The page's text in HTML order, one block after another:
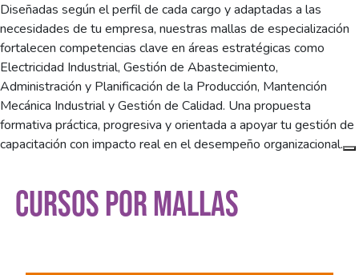
Diseñadas según el perfil de cada cargo y adaptadas a las
necesidades de tu empresa, nuestras mallas de especialización
fortalecen competencias clave en áreas estratégicas como
Electricidad Industrial, Gestión de Abastecimiento,
Administración y Planificación de la Producción, Mantención
Mecánica Industrial y Gestión de Calidad. Una propuesta
formativa práctica, progresiva y orientada a apoyar tu gestión de
capacitación con impacto real en el desempeño organizacional.
CURSOS POR MALLAS